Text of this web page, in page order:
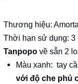
Thương hiệu:
Thời hạn sử dụng: 3
Tanpopo về sẵn 2
Màu xanh: tay
với độ che phủ